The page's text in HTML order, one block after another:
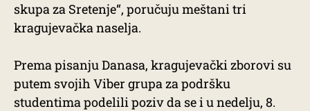
skupa za Sretenje“, poručuju meštani tri
kragujevačka naselja.
Prema pisanju Danasa, kragujevački zborovi su
putem svojih Viber grupa za podršku
studentima podelili poziv da se i u nedelju, 8.